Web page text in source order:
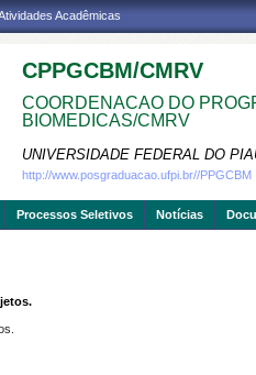
Acadêmicas
CPPGCBM/CMRV
COORDENACAO DO
BIOMEDICAS/CMRV
UNIVERSIDADE FEDERAL DO
http://www.posgraduacao.ufpi.br//PPGCBM
Processos Seletivos Notícias